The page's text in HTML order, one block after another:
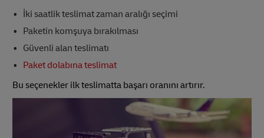
İki saatlik teslimat zaman aralığı seçimi
Paketin komşuya bırakılması
Güvenli alan teslimatı
Paket dolabına teslimat
Bu seçenekler ilk teslimatta başarı oranını artırır.